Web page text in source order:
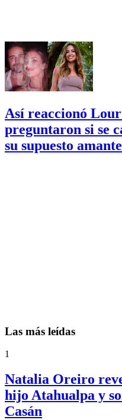
Así reaccionó
preguntaron si se
su supuesto amante
Las más leídas
1
Natalia Oreiro
hijo Atahualpa y
Casán